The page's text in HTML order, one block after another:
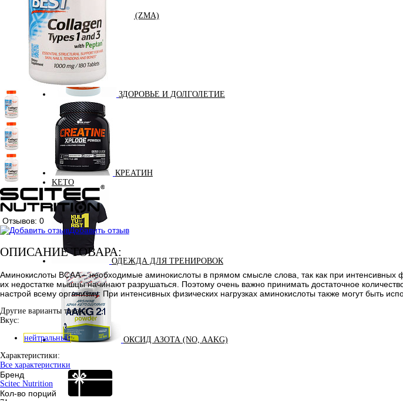
ЗМА (ZMA)
ЗДОРОВЬЕ И ДОЛГОЛЕТИЕ
КРЕАТИН
KETO
ОДЕЖДА ДЛЯ ТРЕНИРОВОК
ОКСИД АЗОТА (NO, AAKG)
Отзывов: 0
Добавить отзыв
ОПИСАНИЕ ТОВАРА:
Аминокислоты BCAA – необходимые аминокислоты в прямом смысле слова, так как при интенсивных
их недостатке мышцы начинают разрушаться. Поэтому очень важно принимать достаточное
настрой всему организму. При интенсивных физических нагрузках аминокислоты также могут быть
Другие варианты товара:
Вкус:
нейтральный
Характеристики:
Все характеристики
Бренд
Scitec Nutrition
Кол-во порций